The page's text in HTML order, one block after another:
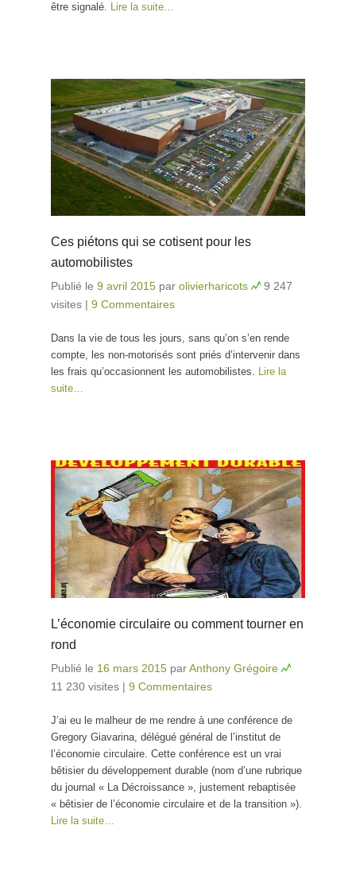
être signalé. Lire la suite…
Ces piétons qui se cotisent pour les
automobilistes
Publié le 9 avril 2015 par olivierharicots
9 247
visites | 9 Commentaires
Dans la vie de tous les jours, sans qu’on s’en rende
compte, les non-motorisés sont priés d’intervenir dans
les frais qu’occasionnent les automobilistes. Lire la
suite…
L’économie circulaire ou comment tourner en
rond
Publié le 16 mars 2015 parAnthony Grégoire
11 230 visites | 9 Commentaires
J’ai eu le malheur de me rendre à une conférence de
Gregory Giavarina, délégué général de l’institut de
l’économie circulaire. Cette conférence est un vrai
bêtisier du développement durable (nom d’une rubrique
du journal « La Décroissance », justement rebaptisée
« bêtisier de l’économie circulaire et de la transition »).
Lire la suite…